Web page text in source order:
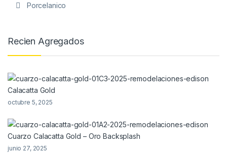
Porcelanico
Recien Agregados
Calacatta Gold
octubre 5, 2025
Cuarzo Calacatta Gold – Oro Backsplash
junio 27, 2025